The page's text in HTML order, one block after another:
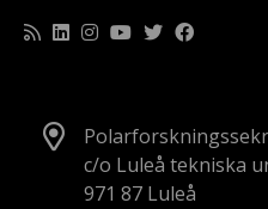
c/o Luleå tekniska
971 87 Luleå